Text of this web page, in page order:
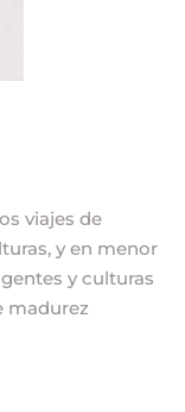
viajes de
y en menor
y culturas
madurez